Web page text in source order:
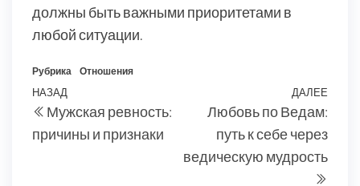
должны быть важными приоритетами в
любой ситуации.
Рубрика Отношения
Навигация
по
записям
Предыдущая
запись
НАЗАД
Мужская ревность:
причины и признаки
ДАЛЕЕ
Любовь по Ведам:
путь к себе через
ведическую мудрость